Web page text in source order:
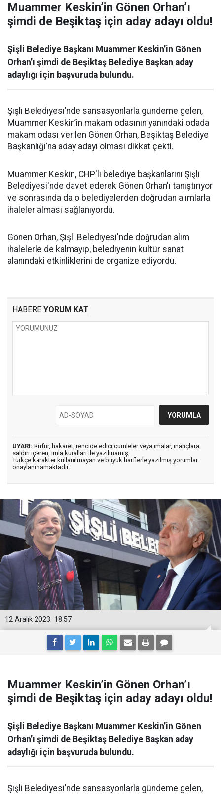
Muammer Keskin’in Gönen Orhan’ı
şimdi de Beşiktaş için aday adayı oldu!
Şişli Belediye Başkanı Muammer Keskin’in Gönen
Orhan’ı şimdi de Beşiktaş Belediye Başkan aday
adaylığı için başvuruda bulundu.
Şişli Belediyesi’nde sansasyonlarla gündeme gelen,
Muammer Keskin’in makam odasının yanındaki odada
makam odası verilen Gönen Orhan, Beşiktaş Belediye
Başkanlığı’na aday adayı olması dikkat çekti.
Muammer Keskin, CHP'li belediye başkanlarını Şişli
Belediyesi'nde davet ederek Gönen Orhan'ı tanıştırıyor
ve sonrasında da o belediyelerden doğrudan alımlarla
ihaleler alması sağlanıyordu.
Gönen Orhan, Şişli Belediyesi'nde doğrudan alım
ihalelerle de kalmayıp, belediyenin kültür sanat
alanındaki etkinliklerini de organize ediyordu.
HABERE YORUM KAT
UYARI: Küfür, hakaret, rencide edici cümleler veya imalar, inançlara
saldırı içeren, imla kuralları ile yazılmamış,
Türkçe karakter kullanılmayan ve büyük harflerle yazılmış yorumlar
onaylanmamaktadır.
18:57
12 Aralık 2023
Muammer Keskin’in Gönen Orhan’ı
şimdi de Beşiktaş için aday adayı oldu!
Şişli Belediye Başkanı Muammer Keskin’in Gönen
Orhan’ı şimdi de Beşiktaş Belediye Başkan aday
adaylığı için başvuruda bulundu.
Şişli Belediyesi’nde sansasyonlarla gündeme gelen,